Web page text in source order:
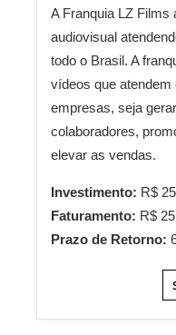
A Franquia LZ Films
audiovisual
todo o Brasil. A
vídeos que
empresas, seja
colaboradores,
elevar as vendas.
Investimento: R$
Faturamento: R$
Prazo de Retorno: